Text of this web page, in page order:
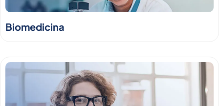
Biomedicina